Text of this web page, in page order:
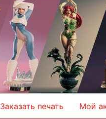
Заказать печать Мой